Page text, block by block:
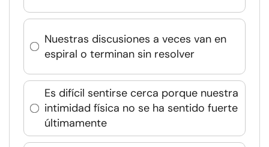
Nuestras discusiones a veces van en
espiral o terminan sin resolver
Es difícil sentirse cerca porque nuestra
intimidad física no se ha sentido fuerte
últimamente